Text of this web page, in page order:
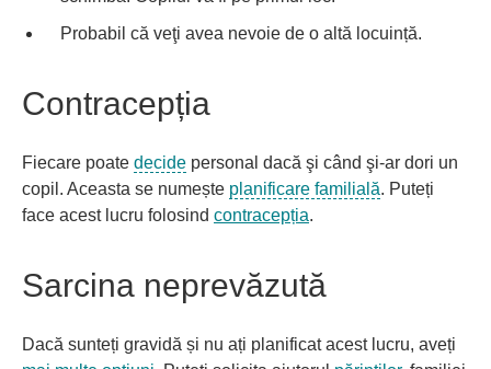
Probabil că veţi avea nevoie de o altă locuință.
Contracepția
Fiecare poate decide personal dacă şi când şi-ar dori un
copil. Aceasta se numește planificare familială. Puteți
face acest lucru folosind contracepția.
Sarcina neprevăzută
Dacă sunteți gravidă și nu ați planificat acest lucru, aveți